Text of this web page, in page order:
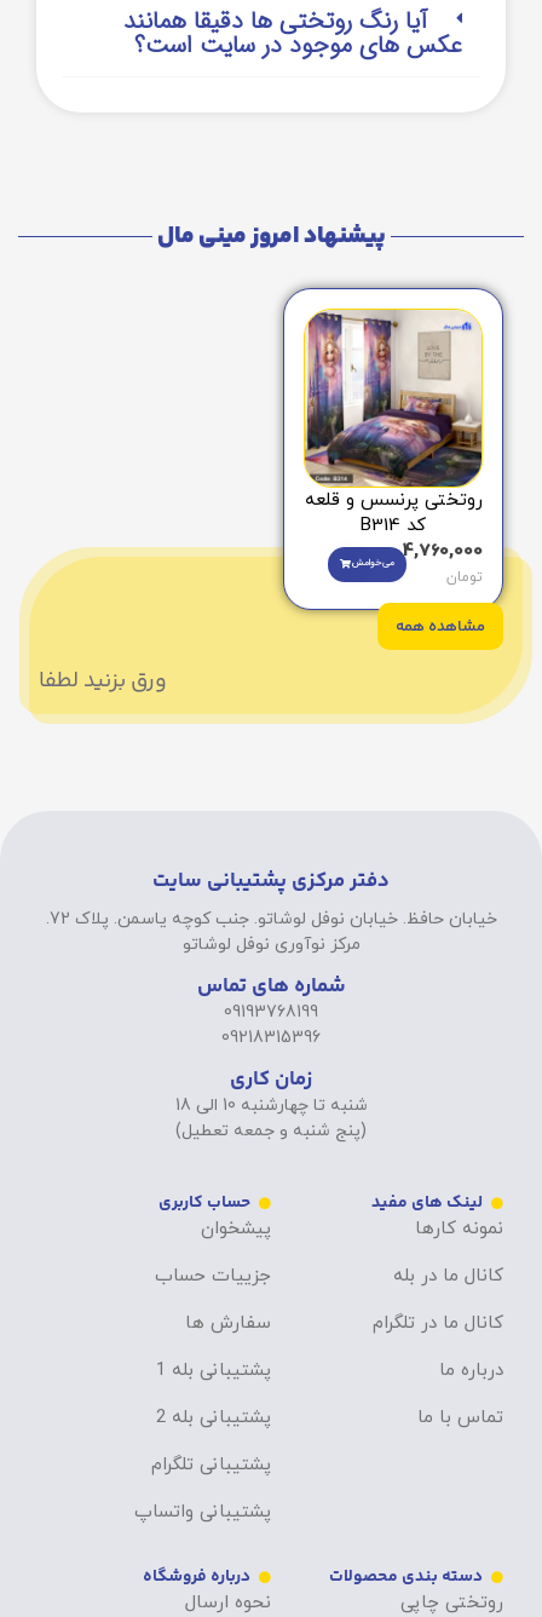
آیا رنگ روتختی ها دقیقا همانند
عکس های موجود در سایت است؟
پیشنهاد امروز مینی مال
روتختی پرنسس و قلعه
کد B314
4,760,000
تومان
می‌خوامش
مشاهده همه
ورق بزنید لطفا
دفتر مرکزی پشتیبانی سایت
خیابان حافظ. خیابان نوفل لوشاتو. جنب کوچه یاسمن. پلاک 72.
مرکز نوآوری نوفل لوشاتو
شماره های تماس
09193768199
09218315396
زمان کاری
شنبه تا چهارشنبه 10 الی 18
(پنج شنبه و جمعه تعطیل)
لینک های مفید
نمونه کارها
کانال ما در بله
کانال ما در تلگرام
درباره ما
تماس با ما
حساب کاربری
پیشخوان
جزییات حساب
سفارش ها
پشتیبانی بله 1
پشتیبانی بله 2
پشتیبانی تلگرام
پشتیبانی واتساپ
دسته بندی محصولات
روتختی چاپی
درباره فروشگاه
نحوه ارسال